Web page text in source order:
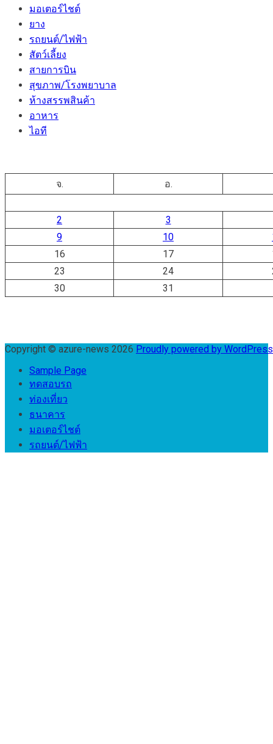
มอเตอร์ไชต์
ยาง
รถยนต์/ไฟฟ้า
สัตว์เลี้ยง
สายการบิน
สุขภาพ/โรงพยาบาล
ห้างสรรพสินค้า
อาหาร
ไอที
จ. อ.
2
3
9
10
16
17
23
24
30
31
Copyright © azure-news 2026 Proudly powered by
Sample Page
ทดสอบรถ
ท่องเที่ยว
ธนาคาร
มอเตอร์ไชต์
รถยนต์/ไฟฟ้า